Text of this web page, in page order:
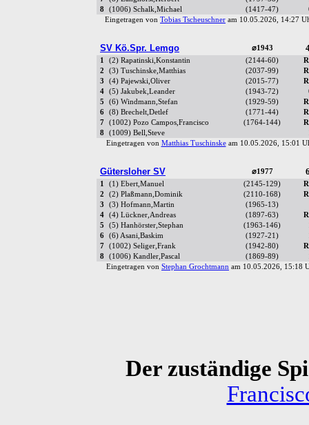
8
(1006) Schalk,Michael (1417-47)
Eingetragen von Tobias Tscheuschner am 10.05.2026, 14:27
SV Kö.Spr. Lemgo ⌀1943
1 (2) Rapatinski,Konstantin (2144-60)
2
(3) Tuschinske,Matthias (2037-99)
3
(4) Pajewski,Oliver (2015-77)
4
(5) Jakubek,Leander (1943-72)
5
(6) Windmann,Stefan (1929-59)
6
(8) Brechelt,Detlef (1771-44)
7
(1002) Pozo Campos,Francisco (1764-144)
8
(1009) Bell,Steve
Eingetragen von Matthias Tuschinskeam 10.05.2026, 15:01
Gütersloher SV ⌀1977
1 (1) Ebert,Manuel (2145-129)
2
(2) Plaßmann,Dominik (2110-168)
3
(3) Hofmann,Martin (1965-13)
4
(4) Lückner,Andreas (1897-63)
5
(5) Hanhörster,Stephan (1963-146)
6
(6) Asani,Baskim (1927-21)
7
(1002) Seliger,Frank (1942-80)
8
(1006) Kandler,Pascal (1869-89)
Eingetragen von Stephan Grochtmann am 10.05.2026,
Der zuständige